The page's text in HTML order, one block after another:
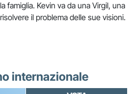
famiglia. Kevin va da una Virgil, una
il problema delle sue visioni.
internazionale